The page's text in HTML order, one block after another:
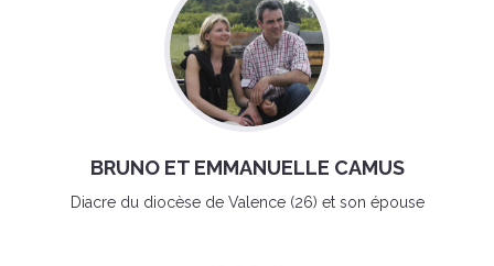
BRUNO ET EMMANUELLE CAMUS
Diacre du diocèse de Valence (26) et son épouse